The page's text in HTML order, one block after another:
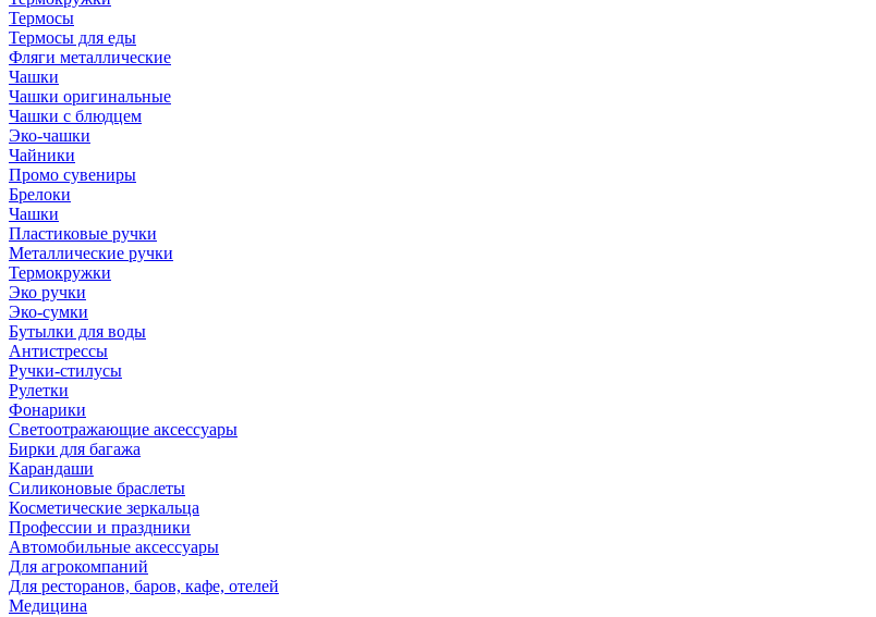
Термосы
Термосы для еды
Фляги металлические
Чашки
Чашки оригинальные
Чашки с блюдцем
Эко-чашки
Чайники
Промо сувениры
Брелоки
Чашки
Пластиковые ручки
Металлические ручки
Термокружки
Эко ручки
Эко-сумки
Бутылки для воды
Антистрессы
Ручки-стилусы
Рулетки
Фонарики
Светоотражающие аксессуары
Бирки для багажа
Карандаши
Силиконовые браслеты
Косметические зеркальца
Профессии и праздники
Автомобильные аксессуары
Для агрокомпаний
Для ресторанов, баров, кафе, отелей
Медицина